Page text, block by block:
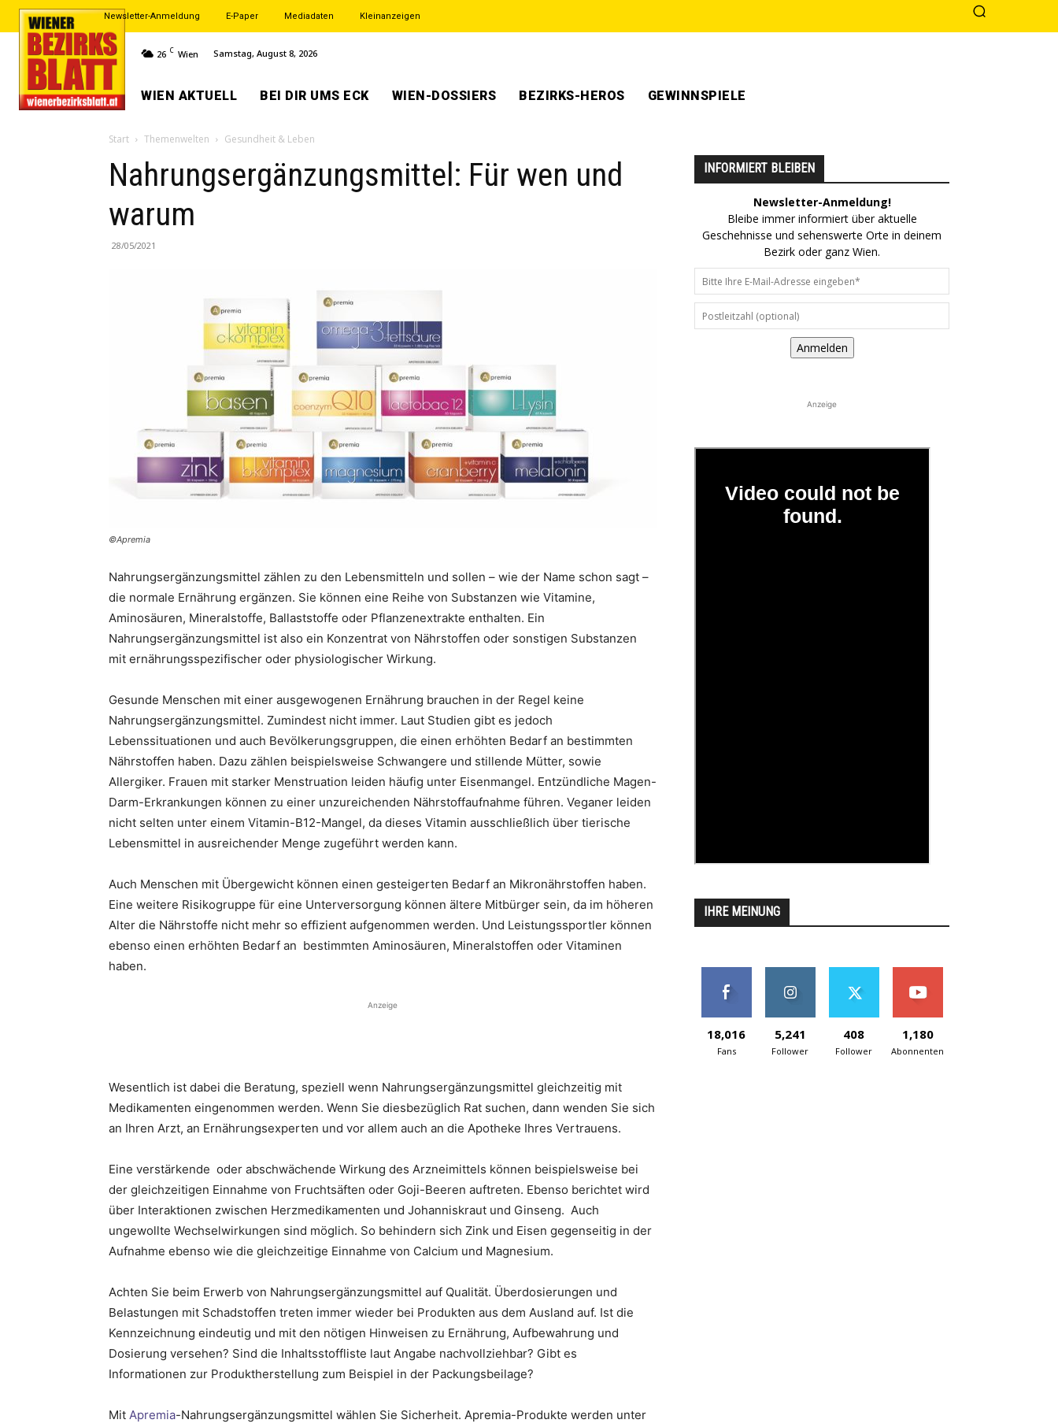
Newsletter-Anmeldung E-Paper Mediadaten Kleinanzeigen
26 C Wien Samstag, August 8, 2026
WIEN AKTUELL BEI DIR UMS ECK WIEN-DOSSIERS BEZIRKS-HEROS GEWINNSPIELE
Start Themenwelten Gesundheit & Leben
Nahrungsergänzungsmittel: Für wen und
warum
28/05/2021
©Apremia
Nahrungsergänzungsmittel zählen zu den Lebensmitteln und sollen – wie der Name schon sagt –
die normale Ernährung ergänzen. Sie können eine Reihe von Substanzen wie Vitamine,
Aminosäuren, Mineralstoffe, Ballaststoffe oder Pflanzenextrakte enthalten. Ein
Nahrungsergänzungsmittel ist also ein Konzentrat von Nährstoffen oder sonstigen Substanzen
mit ernährungsspezifischer oder physiologischer Wirkung.
Gesunde Menschen mit einer ausgewogenen Ernährung brauchen in der Regel keine
Nahrungsergänzungsmittel. Zumindest nicht immer. Laut Studien gibt es jedoch
Lebenssituationen und auch Bevölkerungsgruppen, die einen erhöhten Bedarf an bestimmten
Nährstoffen haben. Dazu zählen beispielsweise Schwangere und stillende Mütter, sowie
Allergiker. Frauen mit starker Menstruation leiden häufig unter Eisenmangel. Entzündliche Magen-
Darm-Erkrankungen können zu einer unzureichenden Nährstoffaufnahme führen. Veganer leiden
nicht selten unter einem Vitamin-B12-Mangel, da dieses Vitamin ausschließlich über tierische
Lebensmittel in ausreichender Menge zugeführt werden kann.
Auch Menschen mit Übergewicht können einen gesteigerten Bedarf an Mikronährstoffen haben.
Eine weitere Risikogruppe für eine Unterversorgung können ältere Mitbürger sein, da im höheren
Alter die Nährstoffe nicht mehr so effizient aufgenommen werden. Und Leistungssportler können
ebenso einen erhöhten Bedarf an bestimmten Aminosäuren, Mineralstoffen oder Vitaminen
haben.
Anzeige
Wesentlich ist dabei die Beratung, speziell wenn Nahrungsergänzungsmittel gleichzeitig mit
Medikamenten eingenommen werden. Wenn Sie diesbezüglich Rat suchen, dann wenden Sie sich
an Ihren Arzt, an Ernährungsexperten und vor allem auch an die Apotheke Ihres Vertrauens.
Eine verstärkende oder abschwächende Wirkung des Arzneimittels können beispielsweise bei
der gleichzeitigen Einnahme von Fruchtsäften oder Goji-Beeren auftreten. Ebenso berichtet wird
über Interaktionen zwischen Herzmedikamenten und Johanniskraut und Ginseng. Auch
ungewollte Wechselwirkungen sind möglich. So behindern sich Zink und Eisen gegenseitig in der
Aufnahme ebenso wie die gleichzeitige Einnahme von Calcium und Magnesium.
Achten Sie beim Erwerb von Nahrungsergänzungsmittel auf Qualität. Überdosierungen und
Belastungen mit Schadstoffen treten immer wieder bei Produkten aus dem Ausland auf. Ist die
Kennzeichnung eindeutig und mit den nötigen Hinweisen zu Ernährung, Aufbewahrung und
Dosierung versehen? Sind die Inhaltsstoffliste laut Angabe nachvollziehbar? Gibt es
Informationen zur Produktherstellung zum Beispiel in der Packungsbeilage?
Mit Apremia-Nahrungsergänzungsmittel wählen Sie Sicherheit. Apremia-Produkte werden unter
INFORMIERT BLEIBEN
Newsletter-Anmeldung!
Bleibe immer informiert über aktuelle
Geschehnisse und sehenswerte Orte in deinem
Bezirk oder ganz Wien.
Anmelden
Anzeige
IHRE MEINUNG
18,016
Fans
5,241
Follower
408
Follower
1,180
Abonnenten